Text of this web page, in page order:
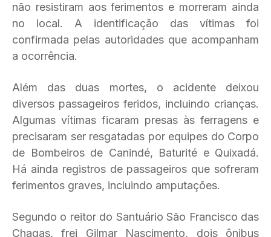
não resistiram aos ferimentos e morreram ainda
no local. A identificação das vítimas foi
confirmada pelas autoridades que acompanham
a ocorrência.
Além das duas mortes, o acidente deixou
diversos passageiros feridos, incluindo crianças.
Algumas vítimas ficaram presas às ferragens e
precisaram ser resgatadas por equipes do Corpo
de Bombeiros de Canindé, Baturité e Quixadá.
Há ainda registros de passageiros que sofreram
ferimentos graves, incluindo amputações.
Segundo o reitor do Santuário São Francisco das
Chagas, frei Gilmar Nascimento, dois ônibus